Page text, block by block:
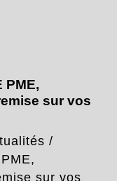
PME,
sur vos
/
sur vos